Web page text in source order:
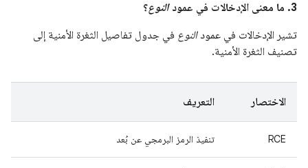
3. ما معنى الإدخالات في عمود
النوع؟
تشير الإدخالات في عمودالنوع في جدول تفاصيل الثغرة الأمنية إلى
تصنيف الثغرة الأمنية.
الاختصار التعريف
RCE تنفيذ الرمز البرمجي عن بُعد